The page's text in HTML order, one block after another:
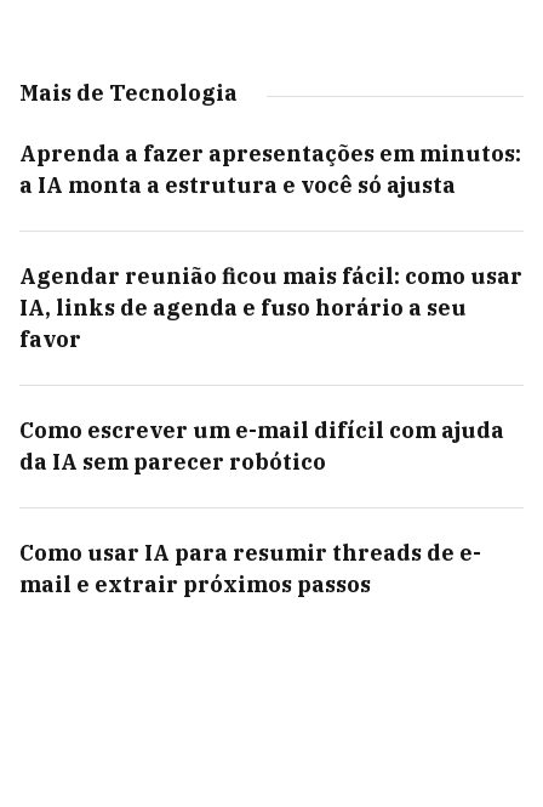
Mais de Tecnologia
Aprenda a fazer apresentações em minutos:
a IA monta a estrutura e você só ajusta
Agendar reunião ficou mais fácil: como usar
IA, links de agenda e fuso horário a seu
favor
Como escrever um e-mail difícil com ajuda
da IA sem parecer robótico
Como usar IA para resumir threads de e-
mail e extrair próximos passos